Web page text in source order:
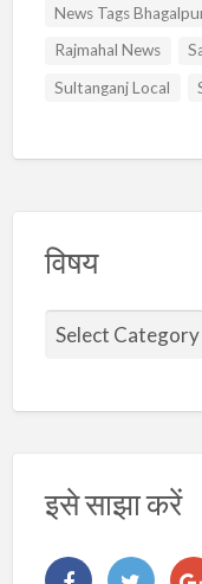
News Tags
Rajmahal News
Sultanganj Local
विषय
इसे साझा करें